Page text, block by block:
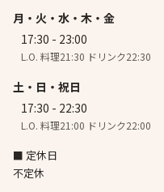
月・火・水・木・金
17:30 - 23:00
L.O. 料理21:30 ドリンク22:30
土・日・祝日
17:30 - 22:30
L.O. 料理21:00 ドリンク22:00
■ 定休日
不定休